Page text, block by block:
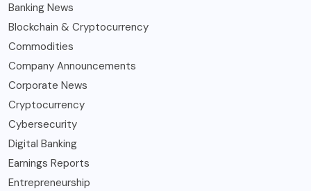
Banking News
Blockchain & Cryptocurrency
Commodities
Company Announcements
Corporate News
Cryptocurrency
Cybersecurity
Digital Banking
Earnings Reports
Entrepreneurship